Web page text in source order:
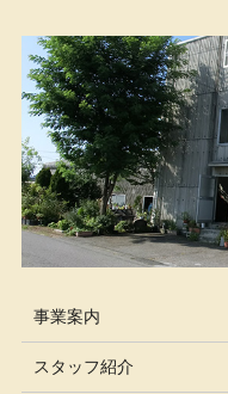
事業案内
スタッフ紹介